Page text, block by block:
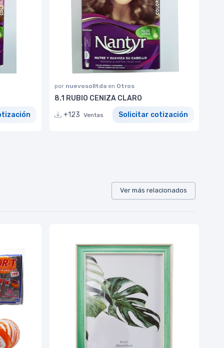
por nuevosolltda en Otros
8.1 RUBIO CENIZA CLARO
+123 Ventas Solicitar cotización
Ver más relacionados